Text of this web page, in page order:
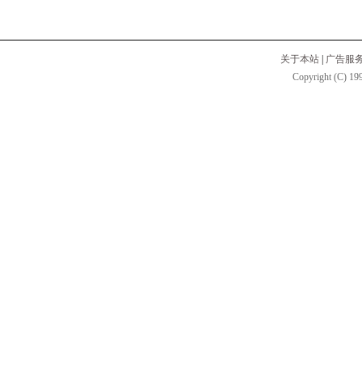
关于本站
广告服
Copyright (C)